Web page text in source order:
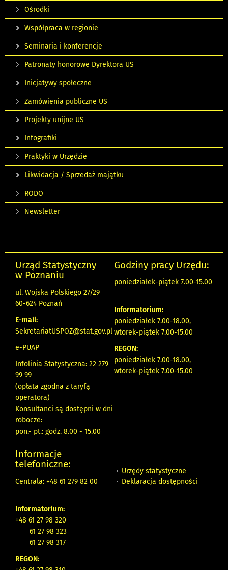
Ośrodki
Współpraca w regionie
Seminaria i konferencje
Patronaty honorowe Dyrektora US
Inicjatywy społeczne
Zamówienia publiczne US
Projekty unijne US
Infografiki
Praktyki w Urzędzie
Likwidacja / Sprzedaż majątku
RODO
Newsletter
Urząd Statystyczny
w Poznaniu
ul. Wojska Polskiego 27/29
60-624 Poznań
E-mail:
SekretariatUSPOZ@stat.gov.pl
e-PUAP
Infolinia Statystyczna: 22 279
99 99
(opłata zgodna z taryfą
operatora)
Konsultanci są dostępni w dni
robocze:
pon.- pt.: godz. 8.00 - 15.00
Godziny pracy Urzędu:
poniedziałek-piątek 7.00-15.00
Informatorium:
poniedziałek 7.00-18.00,
wtorek-piątek 7.00-15.00
REGON:
poniedziałek 7.00-18.00,
wtorek-piątek 7.00-15.00
Informacje
telefoniczne:
Centrala: +48 61 279 82 00
Informatorium:
+48 61 27 98 320
61 27 98 323
61 27 98 317
REGON:
Urzędy statystyczne
Deklaracja dostępności